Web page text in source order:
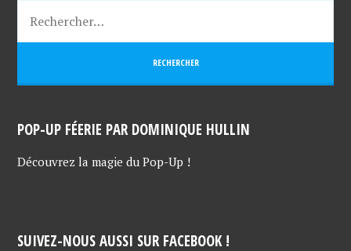
POP-UP FÉERIE PAR DOMINIQUE HULLIN
Découvrez la magie du Pop-Up !
SUIVEZ-NOUS AUSSI SUR FACEBOOK !